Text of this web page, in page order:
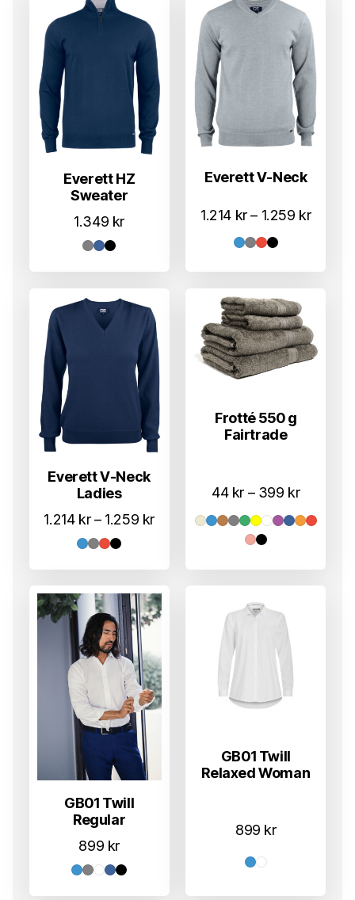
Everett HZ
Sweater
1.349 kr
Everett V-Neck
1.214 kr – 1.259 kr
Everett V-Neck
Ladies
1.214 kr – 1.259 krPrisområde:
1.259 kr
Frotté 550 g
Fairtrade
44 kr – 399 kr
44 kr
GB01 Twill
Regular
899 kr
GB01 Twill
Relaxed Woman
899 kr